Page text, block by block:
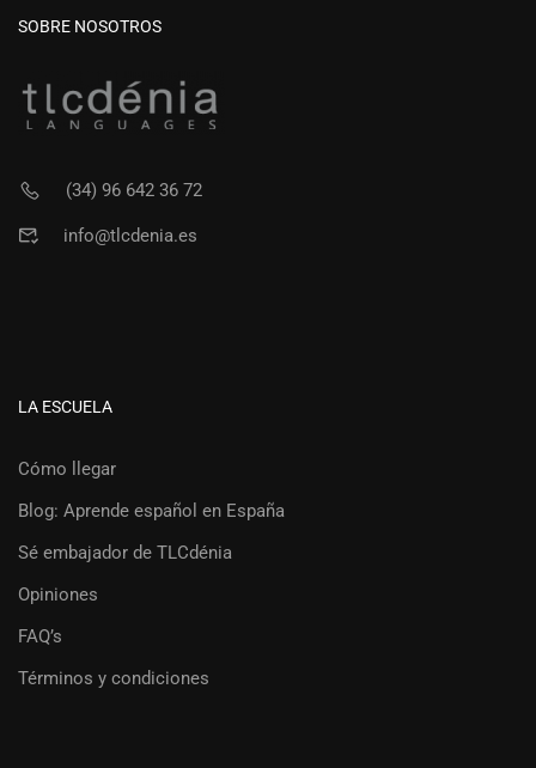
SOBRE NOSOTROS
(34) 96 642 36 72
info@tlcdenia.es
LA ESCUELA
Cómo llegar
Blog: Aprende español en España
Sé embajador de TLCdénia
Opiniones
FAQ’s
Términos y condiciones